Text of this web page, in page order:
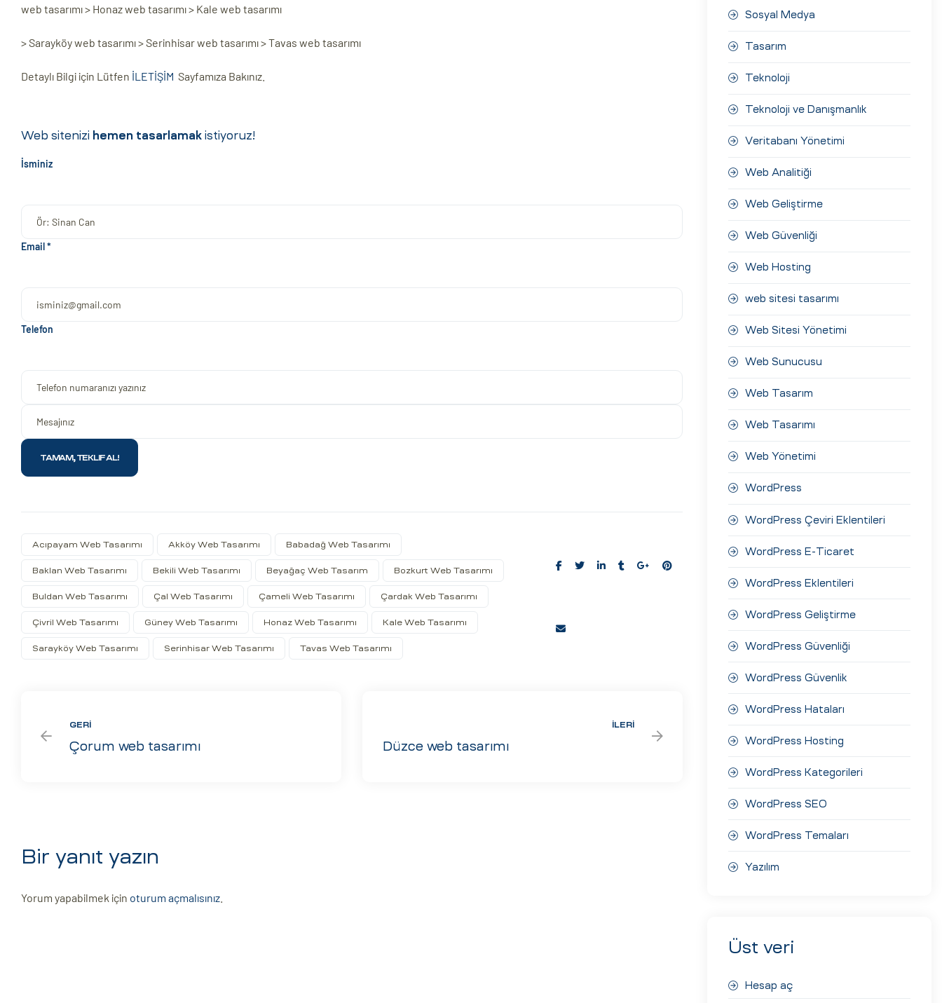
web tasarımı > Honaz web tasarımı > Kale web tasarımı
> Sarayköy web tasarımı > Serinhisar web tasarımı > Tavas web tasarımı
Detaylı Bilgi için Lütfen İLETİŞİM Sayfamıza Bakınız.
Web sitenizi hemen tasarlamak istiyoruz!
İsminiz
Email *
Telefon
Acıpayam Web Tasarımı Akköy Web Tasarımı Babadağ Web Tasarımı
Baklan Web Tasarımı Bekili Web Tasarımı Beyağaç Web Tasarım Bozkurt Web Tasarımı
Buldan Web Tasarımı Çal Web Tasarımı Çameli Web Tasarımı Çardak Web Tasarımı
Çivril Web Tasarımı Güney Web Tasarımı Honaz Web Tasarımı Kale Web Tasarımı
Sarayköy Web Tasarımı Serinhisar Web Tasarımı Tavas Web Tasarımı
GERI
Çorum web tasarımı
İLERI
Düzce web tasarımı
Bir yanıt yazın
Yorum yapabilmek için oturum açmalısınız
Sosyal Medya
Tasarım
Teknoloji
Teknoloji ve Danışmanlık
Veritabanı Yönetimi
Web Analitiği
Web Geliştirme
Web Güvenliği
Web Hosting
web sitesi tasarımı
Web Sitesi Yönetimi
Web Sunucusu
Web Tasarım
Web Tasarımı
Web Yönetimi
WordPress
WordPress Çeviri Eklentileri
WordPress E-Ticaret
WordPress Eklentileri
WordPress Geliştirme
WordPress Güvenliği
WordPress Güvenlik
WordPress Hataları
WordPress Hosting
WordPress Kategorileri
WordPress SEO
WordPress Temaları
Yazılım
Üst veri
Hesap aç